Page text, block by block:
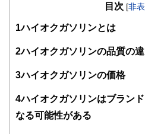
知識がない方でも理解で
得者を中心に「お金や暮
験者で構成され、企画立
護士、税理士、宅地建物
ドバイザー、DCプランナ
士、行政書士、投資アナリ
目次 [非
1 ハイオクガソリンとは
2ハイオクガソリンの品質の
3ハイオクガソリンの価格
4ハイオクガソリンはブラン
なる可能性がある